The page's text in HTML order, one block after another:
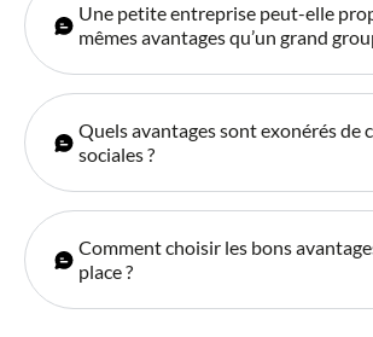
Une petite entreprise peut-elle
mêmes avantages qu’un grand
Quels avantages sont exonérés de
sociales ?
Comment choisir les bons
place ?